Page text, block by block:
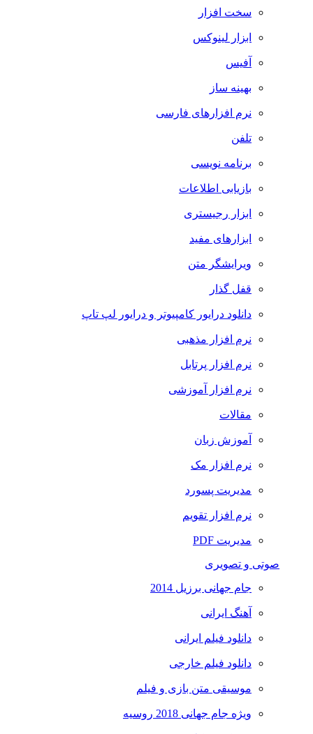
سخت افزار
ابزار لینوکس
آفیس
بهینه ساز
نرم افزارهای فارسی
تلفن
برنامه نویسی
بازیابی اطلاعات
ابزار رجیستری
ابزارهای مفید
ویرایشگر متن
قفل گذار
دانلود درایور کامپیوتر و درایور لپ تاپ
نرم افزار مذهبی
نرم افزار پرتابل
نرم افزار آموزشی
مقالات
آموزش زبان
نرم افزار مک
مدیریت پسورد
نرم افزار تقویم
مدیریت PDF
صوتی و تصویری
جام جهانی برزیل 2014
آهنگ ایرانی
دانلود فیلم ایرانی
دانلود فیلم خارجی
موسیقی متن بازی و فیلم
ویژه جام جهانی 2018 روسیه